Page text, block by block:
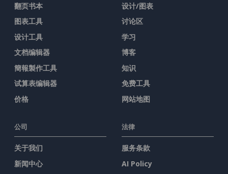
翻页书本
图表工具
设计工具
文档编辑器
簡報製作工具
试算表编辑器
价格
设计/图表
讨论区
学习
博客
知识
免费工具
网站地图
公司
关于我们
新闻中心
法律
服务条款
AI Policy